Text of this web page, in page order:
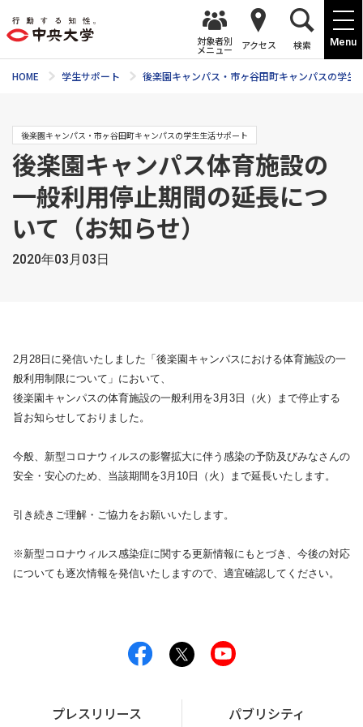
Menu
対象者別
メニュー アクセス 検索
HOME 学生サポート 後楽園キャンパス・市ヶ谷田町キャンパスの学生
後楽園キャンパス・市ヶ谷田町キャンパスの学生生活サポート
後楽園キャンパス体育施設の
一般利用停止期間の延長につ
いて（お知らせ）
2020年03月03日
2月28日に発信いたしました「後楽園キャンパスにおける体育施設の一
般利用制限について」において、
後楽園キャンパスの体育施設の一般利用を3月3日（火）まで停止する
旨お知らせしておりました。
今般、新型コロナウィルスの影響拡大に伴う感染の予防及びみなさ んの
安全・安心のため、当該期間を3月10日（火）まで延長いた します。
引き続きご理解・ご協力をお願いいたします。
※新型コロナウィルス感染症に関する更新情報にもとづき、今後の対応
についても逐次情報を発信いたしますので、適宜確認してください。
プレスリリース パブリシティ